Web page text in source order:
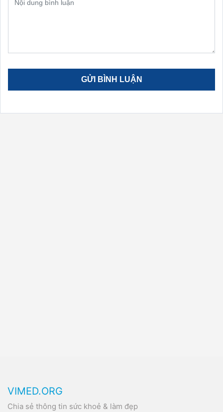
VIMED.ORG
Chia sẻ thông tin sức khoẻ & làm đẹp